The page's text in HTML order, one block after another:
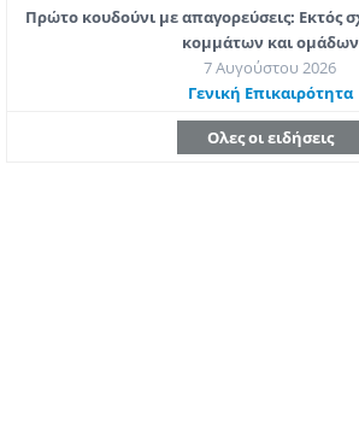
Πρώτο κουδούνι με απαγορεύσεις: Εκτός
κομμάτων και ομάδων
7 Αυγούστου 2026
Γενική Επικαιρότητα
Ολες οι ειδήσεις